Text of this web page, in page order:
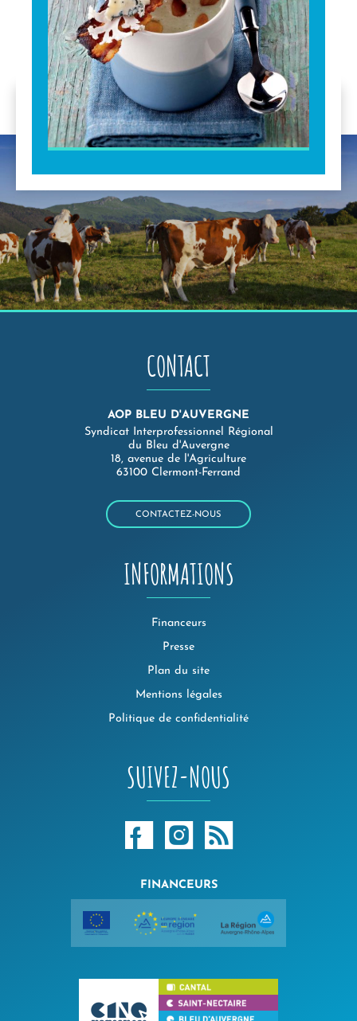
CONTACT
AOP BLEU D'AUVERGNE
Syndicat Interprofessionnel Régional
du Bleu d'Auvergne
18, avenue de l'Agriculture
63100 Clermont-Ferrand
CONTACTEZ-NOUS
INFORMATIONS
Financeurs
Presse
Plan du site
Mentions légales
Politique de confidentialité
SUIVEZ-NOUS
FINANCEURS